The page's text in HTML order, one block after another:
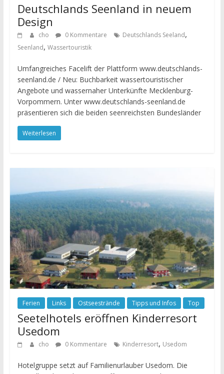
Deutschlands Seenland in neuem
Design
cho 0 Kommentare Deutschlands Seeland,
Seenland, Wassertouristik
Umfangreiches Facelift der Plattform www.deutschlands-
seenland.de / Neu: Buchbarkeit wassertouristischer
Angebote und wassernaher Unterkünfte Mecklenburg-
Vorpommern. Unter www.deutschlands-seenland.de
präsentieren sich die beiden seenreichsten Bundesländer
Weiterlesen
Ferien Links Ostseestrände Tipps und Infos Top
Seetelhotels eröffnen Kinderresort
Usedom
cho 0 Kommentare Kinderresort, Usedom
Hotelgruppe setzt auf Familienurlauber Usedom. Die